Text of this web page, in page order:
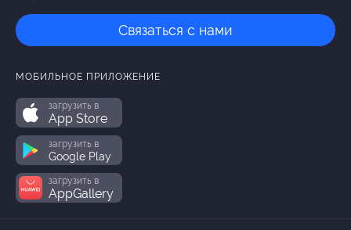
Связаться с нами
МОБИЛЬНОЕ ПРИЛОЖЕНИЕ
загрузить в
App Store
загрузить в
Google Play
загрузить в
AppGallery